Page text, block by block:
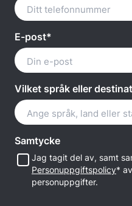
E-post*
Vilket språk eller
Samtycke
Jag tagit del av, samt
Personuppgiftspolicy*
personuppgifter.